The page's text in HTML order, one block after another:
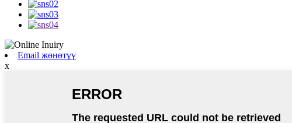
Email жөнөтүү
x